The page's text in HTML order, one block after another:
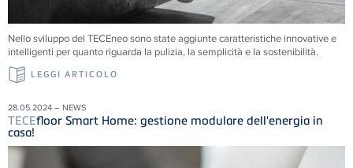
Nello sviluppo del TECEneo sono state aggiunte caratteristiche innovative e
intelligenti per quanto riguarda la pulizia, la semplicità e la sostenibilità.
LEGGI ARTICOLO
28.05.2024 – NEWS
TECEfloor Smart Home: gestione modulare dell'energia in
casa!